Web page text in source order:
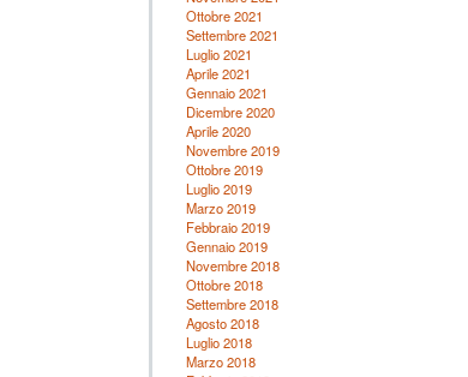
Ottobre 2021
Settembre 2021
Luglio 2021
Aprile 2021
Gennaio 2021
Dicembre 2020
Aprile 2020
Novembre 2019
Ottobre 2019
Luglio 2019
Marzo 2019
Febbraio 2019
Gennaio 2019
Novembre 2018
Ottobre 2018
Settembre 2018
Agosto 2018
Luglio 2018
Marzo 2018